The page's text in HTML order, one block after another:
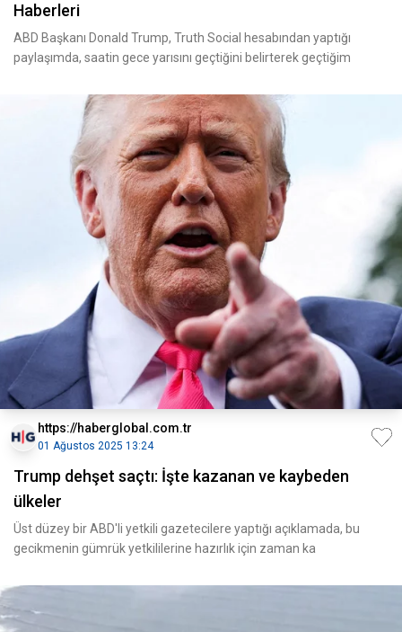
Haberleri
ABD Başkanı Donald Trump, Truth Social hesabından yaptığı
paylaşımda, saatin gece yarısını geçtiğini belirterek geçtiğim
https://haberglobal.com.tr
01 Ağustos 2025 13:24
Trump dehşet saçtı: İşte kazanan ve kaybeden
ülkeler
Üst düzey bir ABD'li yetkili gazetecilere yaptığı açıklamada, bu
gecikmenin gümrük yetkililerine hazırlık için zaman ka